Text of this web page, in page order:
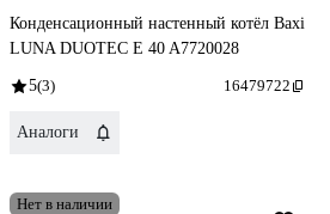
Конденсационный настенный котёл Baxi
LUNA DUOTEC E 40 A7720028
5(3) 16479722
Аналоги
Нет в наличии